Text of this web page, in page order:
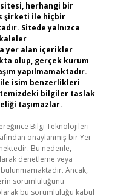
herhangi bir
şirketi ile hiçbir
Sitede yalnızca
yer alan içerikler
olup, gerçek kurum
yapılmamaktadır.
isim benzerlikleri
bilgiler taslak
taşımazlar.
Bilgi Teknolojileri
onaylanmış bir Yer
Bu nedenle,
denetleme veya
Ancak,
sorumluluğunu
bu sorumluluğu kabul